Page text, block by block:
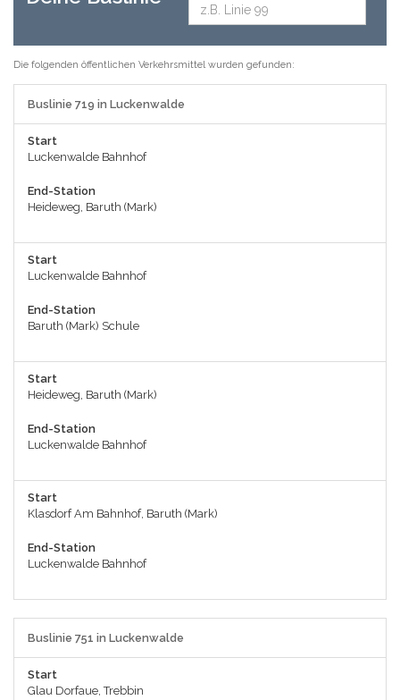
Die folgenden öffentlichen Verkehrsmittel wurden gefunden:
Buslinie 719 in Luckenwalde
Start
Luckenwalde Bahnhof
End-Station
Heideweg, Baruth (Mark)
Start
Luckenwalde Bahnhof
End-Station
Baruth (Mark) Schule
Start
Heideweg, Baruth (Mark)
End-Station
Luckenwalde Bahnhof
Start
Klasdorf Am Bahnhof, Baruth (Mark)
End-Station
Luckenwalde Bahnhof
Buslinie 751 in Luckenwalde
Start
Glau Dorfaue, Trebbin